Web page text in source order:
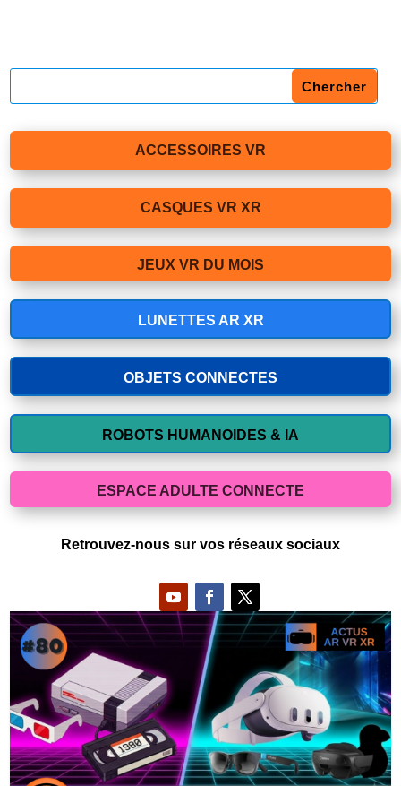
ACCESSOIRES VR
CASQUES VR XR
JEUX VR DU MOIS
LUNETTES AR XR
OBJETS CONNECTES
ROBOTS HUMANOIDES & IA
ESPACE ADULTE CONNECTE
Retrouvez-nous sur vos réseaux sociaux